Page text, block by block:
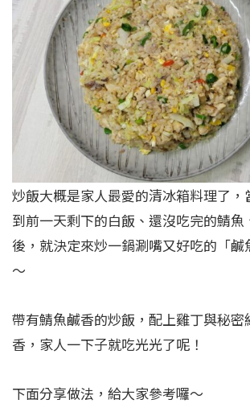
炒飯大概是家人最愛的清冰箱料理了，
到前一天剩下的白飯、還沒吃完的鯖魚
後，就決定來炒一鍋涮嘴又好吃的「鹹
～
帶有鯖魚鹹香的炒飯，配上雞丁與秘密
香，家人一下子就吃光光了呢！
下面分享做法，給大家參考囉～